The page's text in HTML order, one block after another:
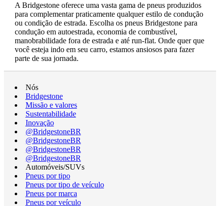
A Bridgestone oferece uma vasta gama de pneus produzidos
para complementar praticamente qualquer estilo de condução
ou condição de estrada. Escolha os pneus Bridgestone para
condução em autoestrada, economia de combustível,
manobrabilidade fora de estrada e até run-flat. Onde quer que
você esteja indo em seu carro, estamos ansiosos para fazer
parte de sua jornada.
Nós
Bridgestone
Missão e valores
Sustentabilidade
Inovação
@BridgestoneBR
@BridgestoneBR
@BridgestoneBR
@BridgestoneBR
Automóveis/SUVs
Pneus por tipo
Pneus por tipo de veículo
Pneus por marca
Pneus por veículo